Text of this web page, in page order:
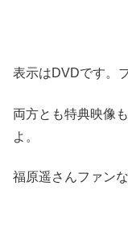
表示はDVDです。
両方とも特典映像
よ。
福原遥さんファン